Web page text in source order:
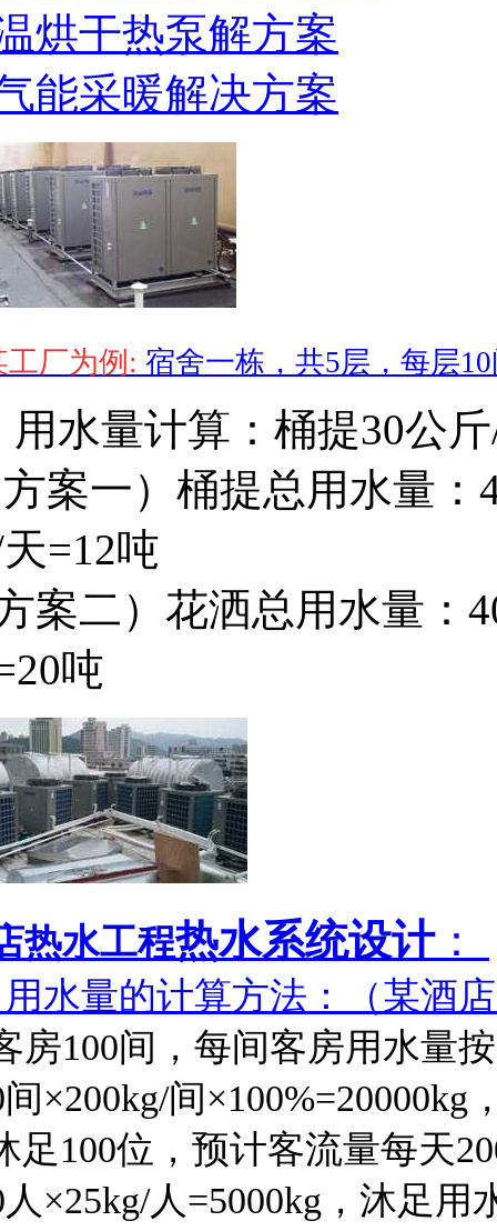
烘干热泵解方案
能采暖解决方案
工厂为例: 宿舍一栋，共5层，每层
用水量计算：桶提30公
案一）桶提总用水量：
=12吨
案二）花洒总用水量：
吨
热水工程热水系统设计：
水量的计算方法：（某酒
房100间，每间客房用水量
间×200kg/间
足100位，预计客流量每天
人×25kg/人=5000kg，沐足用